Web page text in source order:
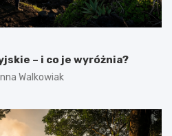
– i co je wyróżnia?
Walkowiak